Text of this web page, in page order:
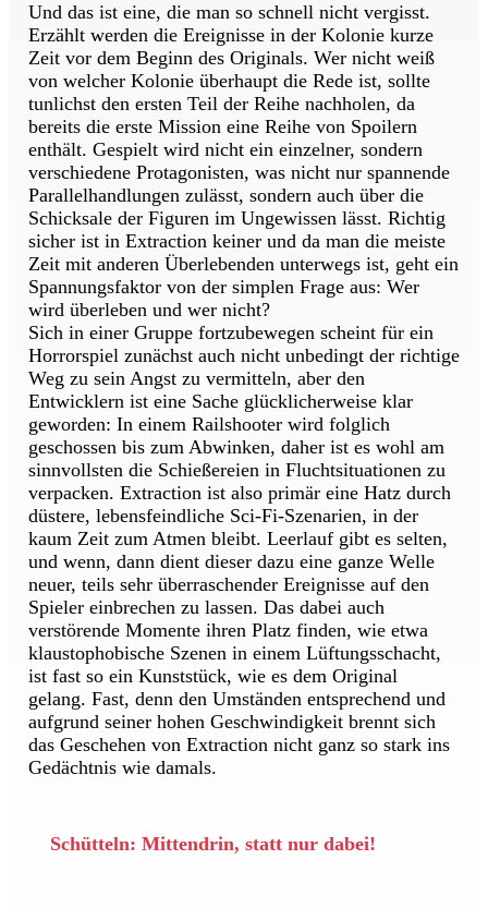
Und das ist eine, die man so schnell nicht vergisst.
Erzählt werden die Ereignisse in der Kolonie kurze
Zeit vor dem Beginn des Originals. Wer nicht weiß
von welcher Kolonie überhaupt die Rede ist, sollte
tunlichst den ersten Teil der Reihe nachholen, da
bereits die erste Mission eine Reihe von Spoilern
enthält. Gespielt wird nicht ein einzelner, sondern
verschiedene Protagonisten, was nicht nur spannende
Parallelhandlungen zulässt, sondern auch über die
Schicksale der Figuren im Ungewissen lässt. Richtig
sicher ist in Extraction keiner und da man die meiste
Zeit mit anderen Überlebenden unterwegs ist, geht ein
Spannungsfaktor von der simplen Frage aus: Wer
wird überleben und wer nicht?
Sich in einer Gruppe fortzubewegen scheint für ein
Horrorspiel zunächst auch nicht unbedingt der richtige
Weg zu sein Angst zu vermitteln, aber den
Entwicklern ist eine Sache glücklicherweise klar
geworden: In einem Railshooter wird folglich
geschossen bis zum Abwinken, daher ist es wohl am
sinnvollsten die Schießereien in Fluchtsituationen zu
verpacken. Extraction ist also primär eine Hatz durch
düstere, lebensfeindliche Sci-Fi-Szenarien, in der
kaum Zeit zum Atmen bleibt. Leerlauf gibt es selten,
und wenn, dann dient dieser dazu eine ganze Welle
neuer, teils sehr überraschender Ereignisse auf den
Spieler einbrechen zu lassen. Das dabei auch
verstörende Momente ihren Platz finden, wie etwa
klaustophobische Szenen in einem Lüftungsschacht,
ist fast so ein Kunststück, wie es dem Original
gelang. Fast, denn den Umständen entsprechend und
aufgrund seiner hohen Geschwindigkeit brennt sich
das Geschehen von Extraction nicht ganz so stark ins
Gedächtnis wie damals.
Schütteln: Mittendrin, statt nur dabei!